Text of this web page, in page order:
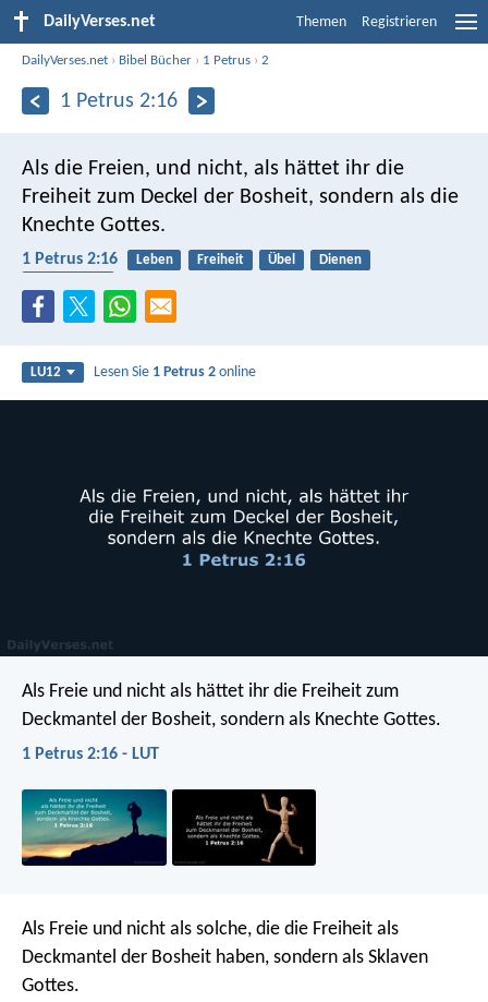
DailyVerses.net Themen Registrieren
DailyVerses.net › Bibel Bücher › 1 Petrus ›2
1 Petrus 2:16
Als die Freien, und nicht, als hättet ihr die
Freiheit zum Deckel der Bosheit, sondern als die
Knechte Gottes.
1 Petrus 2:16 Leben Freiheit Übel
Dienen
LU12 Lesen Sie 1 Petrus 2 online
Als Freie und nicht als hättet ihr die Freiheit zum
Deckmantel der Bosheit, sondern als Knechte Gottes.
1 Petrus 2:16 - LUT
Als Freie und nicht als solche, die die Freiheit als
Deckmantel der Bosheit haben, sondern als Sklaven
Gottes.